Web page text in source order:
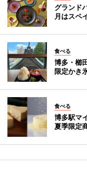
グランド
月はスペ
食べる
博多・櫛
限定かき
食べる
博多駅マ
夏季限定